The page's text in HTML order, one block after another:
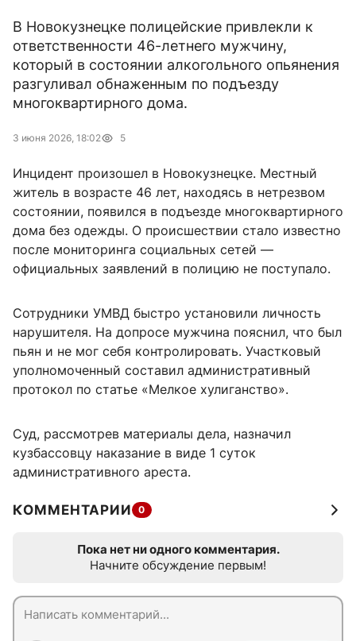
В Новокузнецке полицейские привлекли к
ответственности 46-летнего мужчину,
который в состоянии алкогольного опьянения
разгуливал обнаженным по подъезду
многоквартирного дома.
3 июня 2026, 18:02 5
Инцидент произошел в Новокузнецке. Местный
житель в возрасте 46 лет, находясь в нетрезвом
состоянии, появился в подъезде многоквартирного
дома без одежды. О происшествии стало известно
после мониторинга социальных сетей —
официальных заявлений в полицию не поступало.
Сотрудники УМВД быстро установили личность
нарушителя. На допросе мужчина пояснил, что был
пьян и не мог себя контролировать. Участковый
уполномоченный составил административный
протокол по статье «Мелкое хулиганство».
Суд, рассмотрев материалы дела, назначил
кузбассовцу наказание в виде 1 суток
административного ареста.
КОММЕНТАРИИ 0
Пока нет ни одного комментария.
Начните обсуждение первым!